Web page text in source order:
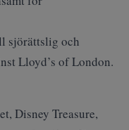
sjörättslig och
Lloyd’s of London.
Disney Treasure,